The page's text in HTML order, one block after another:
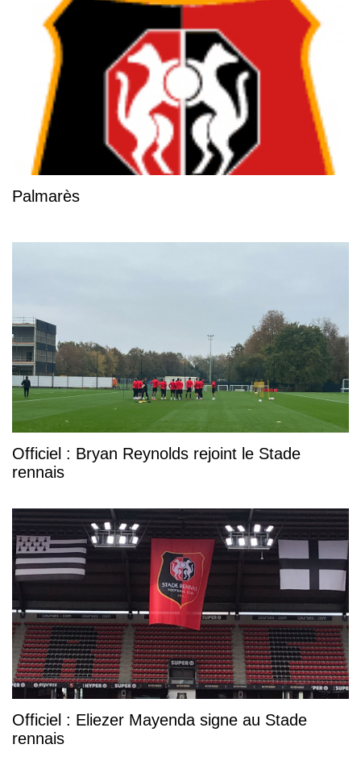
Palmarès
Officiel : Bryan Reynolds rejoint le Stade
rennais
Officiel : Eliezer Mayenda signe au Stade
rennais